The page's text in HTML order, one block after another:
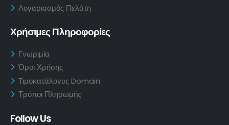
Λογαριασμός Πελάτη
Χρήσιμες Πληροφορίες
Γνωριμία
Όροι Χρήσης
Τιμοκατάλογος Domain
Τρόποι Πληρωμής
Follow Us